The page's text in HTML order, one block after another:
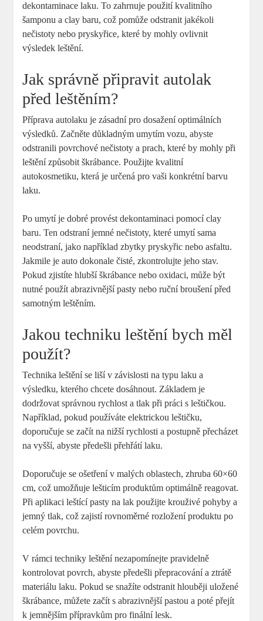
dekontaminace laku. To zahrnuje použití kvalitního
šamponu a clay baru, což pomůže odstranit jakékoli
nečistoty nebo pryskyřice, které by mohly ovlivnit
výsledek leštění.
Jak správně připravit autolak
před leštěním?
Příprava autolaku je zásadní pro dosažení optimálních
výsledků. Začněte důkladným umytím vozu, abyste
odstranili povrchové nečistoty a prach, které by mohly při
leštění způsobit škrábance. Použijte kvalitní
autokosmetiku, která je určená pro vaši konkrétní barvu
laku.
Po umytí je dobré provést dekontaminaci pomocí clay
baru. Ten odstraní jemné nečistoty, které umytí sama
neodstraní, jako například zbytky pryskyřic nebo asfaltu.
Jakmile je auto dokonale čisté, zkontrolujte jeho stav.
Pokud zjistíte hlubší škrábance nebo oxidaci, může být
nutné použít abrazivnější pasty nebo ruční broušení před
samotným leštěním.
Jakou techniku leštění bych měl
použít?
Technika leštění se liší v závislosti na typu laku a
výsledku, kterého chcete dosáhnout. Základem je
dodržovat správnou rychlost a tlak při práci s leštičkou.
Například, pokud používáte elektrickou leštičku,
doporučuje se začít na nižší rychlosti a postupně přecházet
na vyšší, abyste předešli přehřátí laku.
Doporučuje se ošetření v malých oblastech, zhruba 60×60
cm, což umožňuje lešticím produktům optimálně reagovat.
Při aplikaci leštící pasty na lak použijte krouživé pohyby a
jemný tlak, což zajistí rovnoměrné rozložení produktu po
celém povrchu.
V rámci techniky leštění nezapomínejte pravidelně
kontrolovat povrch, abyste předešli přepracování a ztrátě
materiálu laku. Pokud se snažíte odstranit hlouběji uložené
škrábance, můžete začít s abrazivnější pastou a poté přejít
k jemnějším přípravkům pro finální lesk.